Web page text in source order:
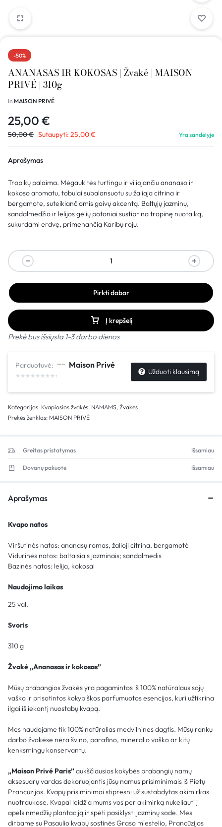
-50%
ANANASAS IR KOKOSAS | Žvakė | MAISON
PRIVÉ | 310g
in MAISON PRIVÉ
25,00 €
50,00€ Sutaupyti: 25,00€ Yra sandėlyje
Aprašymas
Tropikų palaima. Mėgaukitės turtingu ir viliojančiu ananaso ir
kokoso aromatu, tobulai subalansuotu su žaliaja citrina ir
bergamote, suteikiančiomis gaivų akcentą. Baltųjų jazminų,
sandalmedžio ir lelijos gėlių potoniai sustiprina tropinę nuotaiką,
sukurdami erdvę, primenančią Karibų rojų.
Į krepšelį
Pirkti dabar
Prekė bus išsiųsta 1-3 darbo dienos
Parduotuvė: Maison Privé
Užduoti klausimą
Kategorijos: Kvapiosios žvakės, NAMAMS, Žvakės
Prekės ženklas: MAISON PRIVÉ
Greitas pristatymas Išsamiau
Dovanų pakuotė Išsamiau
Aprašymas
Kvapo natos
Viršutinės natos: ananasų romas, žalioji citrina, bergamotė
Vidurinės natos: baltaisiais jazminais; sandalmedis
Bazinės natos: lelija, kokosai
Naudojimo laikas
25 val.
Svoris
310 g
Žvakė „Ananasas ir kokosas”
Mūsų prabangios žvakės yra pagamintos iš 100% natūralaus sojų
vaško ir prisotintos kokybiškos parfumuotos esencijos, kuri užtikrina
ilgai išliekantį nuostabų kvapą.
Mes naudojame tik 100% natūralias medvilnines dagtis. Mūsų rankų
darbo žvakėse nėra švino, parafino, mineralio vaško ar kitų
kenksmingų konservantų.
„Maison Privé Paris”aukščiausios kokybės prabangių namų
aksesuarų vardas dekoruojantis jūsų namus prisiminimais iš Pietų
Prancūzijos. Kvapų prisiminimai stipresni už sustabdytas akimirkas
nuotraukose. Kvapai leidžia mums vos per akimirką nukeliauti į
apelsinmedžių plantaciją ir spėti pasiklysti jazminų sode. Mes
dirbame su Pasaulio kvapų sostinės Graso miestelio, Prancūzijos